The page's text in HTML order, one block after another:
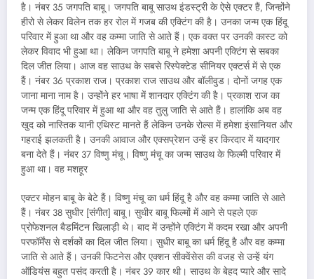
है। नंबर 35 जगपति बाबू। जगपति बाबू साउथ इंडस्ट्री के ऐसे एक्टर हैं, जिन्होंने
हीरो से लेकर विलेन तक हर रोल में गजब की एक्टिंग की है। उनका जन्म एक हिंदू
परिवार में हुआ था और वह कम्मा जाति से आते हैं। एक वक्त पर उनकी कास्ट को
लेकर विवाद भी हुआ था। लेकिन जगपति बाबू ने हमेशा अपनी एक्टिंग से सबका
दिल जीत लिया। आज वह साउथ के सबसे रिस्पेक्टेड सीनियर एक्टर्स में से एक
हैं। नंबर 36 प्रकाश राज। प्रकाश राज साउथ और बॉलीवुड। दोनों जगह एक
जाना माना नाम है। उन्होंने हर भाषा में शानदार एक्टिंग की है। प्रकाश राज का
जन्म एक हिंदू परिवार में हुआ था और वह तुलु जाति से आते हैं। हालांकि अब वह
खुद को नास्तिक यानी एथिस्ट मानते हैं लेकिन उनके रोल्स में हमेशा इंसानियत और
गहराई झलकती है। उनकी आवाज और एक्सप्रेशन उन्हें हर किरदार में यादगार
बना देते हैं। नंबर 37 विष्णु मंचू। विष्णु मंचू का जन्म साउथ के फिल्मी परिवार में
हुआ था। वह मशहूर
एक्टर मोहन बाबू के बेटे हैं। विष्णु मंचू का धर्म हिंदू है और वह कम्मा जाति से आते
हैं। नंबर 38 सुधीर [संगीत] बाबू। सुधीर बाबू फिल्मों में आने से पहले एक
प्रोफेशनल बैडमिंटन खिलाड़ी थे। बाद में उन्होंने एक्टिंग में कदम रखा और अपनी
परफॉर्मेंस से दर्शकों का दिल जीत लिया। सुधीर बाबू का धर्म हिंदू है और वह कम्मा
जाति से आते हैं। उनकी फिटनेस और एक्शन सीक्वेंसेस की वजह से उन्हें यंग
ऑडियंस बहुत पसंद करती है। नंबर 39 कार थी। साउथ के बेहद प्यारे और सादे